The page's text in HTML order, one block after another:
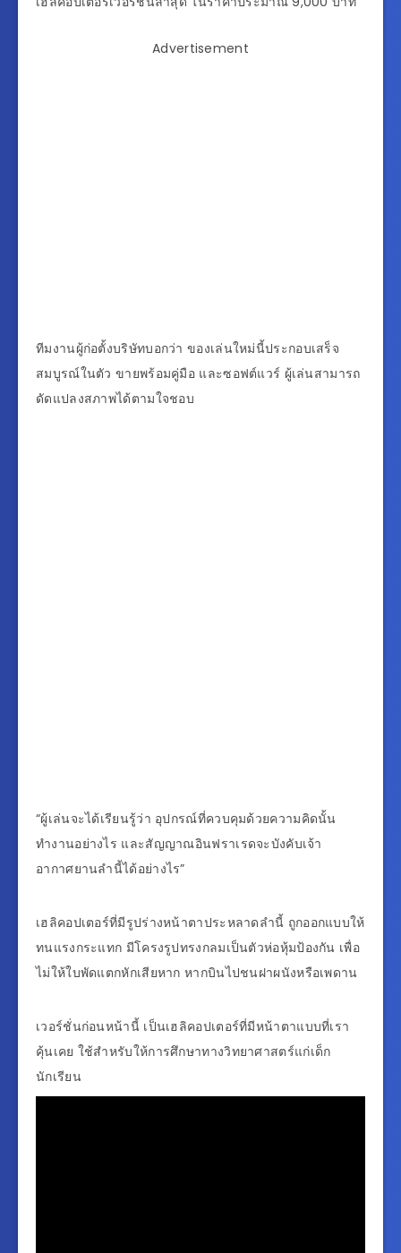
Advertisement
ทีมงานผู้ก่อตั้งบริษัทบอกว่า ของเล่นใหม่นี้ประกอบเสร็จ
สมบูรณ์ในตัว ขายพร้อมคู่มือ และซอฟต์แวร์ ผู้เล่นสามารถ
ดัดแปลงสภาพได้ตามใจชอบ
“ผู้เล่นจะได้เรียนรู้ว่า อุปกรณ์ที่ควบคุมด้วยความคิดนั้น
ทำงานอย่างไร และสัญญาณอินฟราเรดจะบังคับเจ้า
อากาศยานลำนี้ได้อย่างไร”
เฮลิคอปเตอร์ที่มีรูปร่างหน้าตาประหลาดลำนี้ ถูกออกแบบให้
ทนแรงกระแทก มีโครงรูปทรงกลมเป็นตัวห่อหุ้มป้องกัน เพื่อ
ไม่ให้ใบพัดแตกหักเสียหาก หากบินไปชนฝาผนังหรือเพดาน
เวอร์ชั่นก่อนหน้านี้ เป็นเฮลิคอปเตอร์ที่มีหน้าตาแบบที่เรา
คุ้นเคย ใช้สำหรับให้การศึกษาทางวิทยาศาสตร์แก่เด็ก
นักเรียน